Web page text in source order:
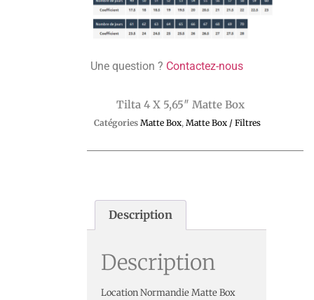
Une question ? Contactez-nous
Tilta 4 X 5,65″ Matte Box
Catégories Matte Box, Matte Box / Filtres
Description
Description
Location Normandie Matte Box